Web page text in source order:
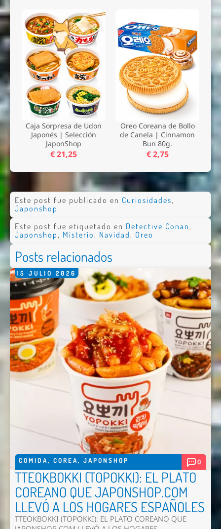
Caja Sorpresa de Udon
Japonés | Selección
JaponShop
€ 21,25
Oreo Coreana de Bollo
de Canela | Cinnamon
Bun 80g.
€ 2,75
Este post fue publicado en Curiosidades,
Japonshop
Este post fue etiquetado en Detective Conan,
Japonshop, Misterio, Navidad, Oreo
Posts relacionados
15 JULIO 2026
COMIDA, COREA, JAPONSHOP 0
TTEOKBOKKI (TOPOKKI): EL PLATO
COREANO QUE JAPONSHOP.COM
LLEVÓ A LOS HOGARES ESPAÑOLES
TTEOKBOKKI (TOPOKKI): EL PLATO COREANO QUE